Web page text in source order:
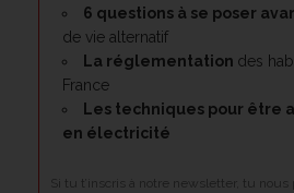
6 questions à se poser
de vie alternatif
La réglementation des
France
Les techniques pour être
en électricité
Si tu t’inscris à notre newsletter, tu nous